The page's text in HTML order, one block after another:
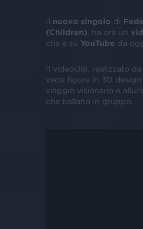
Il nuovo singolo di
(Children) , ha ora un
che è su YouTube da
Il videoclip, realizzato da
vede figure in 3D
viaggio visionario e
che ballano in gruppo.